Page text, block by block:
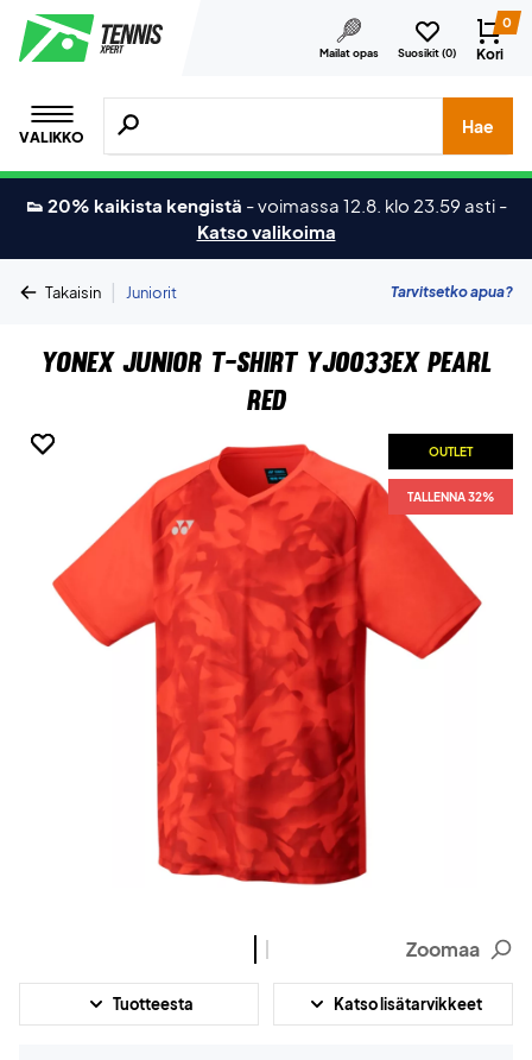
Mailat opas Suosikit (0)
0
Kori
VALIKKO
Hae tuotteita, merkkejä jne.
Hae
👟 20% kaikista kengistä -voimassa 12.8. klo 23.59 asti -
Katso valikoima
Takaisin | Juniorit Tarvitsetko apua?
Yonex Junior T-shirt YJ0033EX Pearl
Red
OUTLET
TALLENNA 32%
OUTLET
TALLENNA 32%
Zoomaa
Tuotteesta Katso lisätarvikkeet